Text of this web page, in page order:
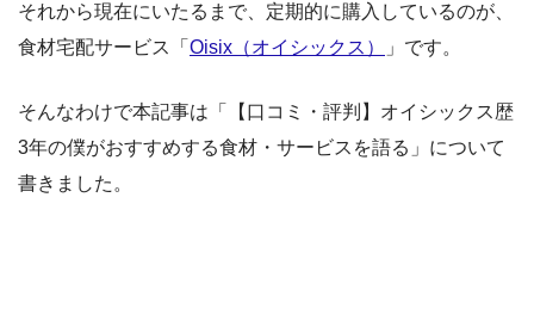
それから現在にいたるまで、定期的に購入しているのが、
食材宅配サービス「 Oisix（オイシックス） 」です。
そんなわけで本記事は「【口コミ・評判】オイシックス歴
3年の僕がおすすめする食材・サービスを語る」について
書きました。